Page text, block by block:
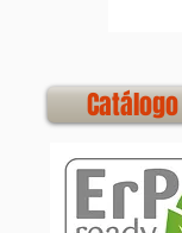
Catálogo